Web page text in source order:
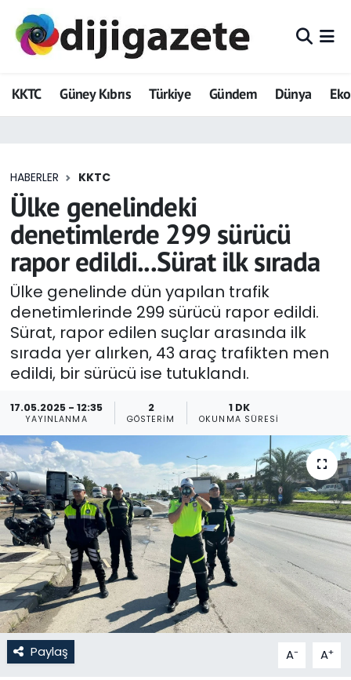
KKTC Güney Kıbrıs Türkiye Gündem Dünya
HABERLER KKTC
Ülke genelindeki
denetimlerde 299 sürücü
rapor edildi...Sürat ilk sırada
Ülke genelinde dün yapılan trafik
denetimlerinde 299 sürücü rapor edildi.
Sürat, rapor edilen suçlar arasında ilk
sırada yer alırken, 43 araç trafikten men
edildi, bir sürücü ise tutuklandı.
17.05.2025 - 12:35
YAYINLANMA
2
GÖSTERIM
1 DK
OKUNMA SÜRESI
Paylaş A- A+
ADVERTORIAL
Dijigazete
Eğitim
Ekonomi
Foto Galeri
GEZİ
Güncel
Gündem
KKTC
KKTC YEREL SEÇİM 2018
Kültür Sanat
Magazin
Moda
Nöbetçi Eczaneler
Otomobil Dünyası
Hava Durumu
Trafik Durumu
Tüm Manşetler
Son Dakika Haberleri
Haber Arşivi